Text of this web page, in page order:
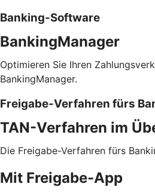
Banking-Software
BankingManager
Optimieren Sie Ihren
BankingManager.
Freigabe-Verfahren fürs
TAN-Verfahren im
Die Freigabe-Verfahren fürs
Mit Freigabe-App